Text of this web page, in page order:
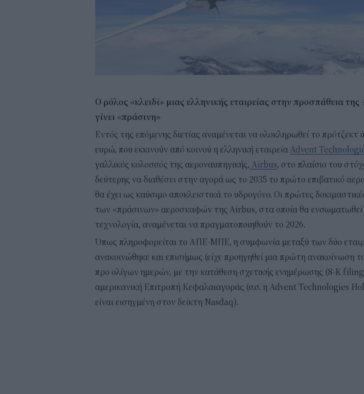
Ο ρόλος «κλειδί» μιας ελληνικής εταιρείας στην προσπάθεια
γίνει «πράσινη»
Εντός της επόμενης διετίας αναμένεται να ολοκληρωθεί το πρότζεκτ
ευρώ, που εκκινούν από κοινού η ελληνική εταιρεία Advent
γαλλικός κολοσσός της αεροναυπηγικής, Airbus, στο πλαίσιο του
δεύτερης να διαθέσει στην αγορά ως το 2035 το πρώτο επιβατικό
θα έχει ως καύσιμο αποκλειστικά το υδρογόνο. Οι πρώτες
των «πράσινων» αεροσκαφών της Airbus, στα οποία θα ενσωματωθεί
τεχνολογία, αναμένεται να πραγματοποιηθούν το 2026.
Όπως πληροφορείται το ΑΠΕ-ΜΠΕ, η συμφωνία μεταξύ των δύο
ανακοινώθηκε και επισήμως (είχε προηγηθεί μια πρώτη ανακοίνωση
προ ολίγων ημερών, με την κατάθεση σχετικής ενημέρωσης (8-K
αμερικανική Επιτροπή Κεφαλαιαγοράς (σ.σ. η Advent Technologies
είναι εισηγμένη στον δείκτη Nasdaq).